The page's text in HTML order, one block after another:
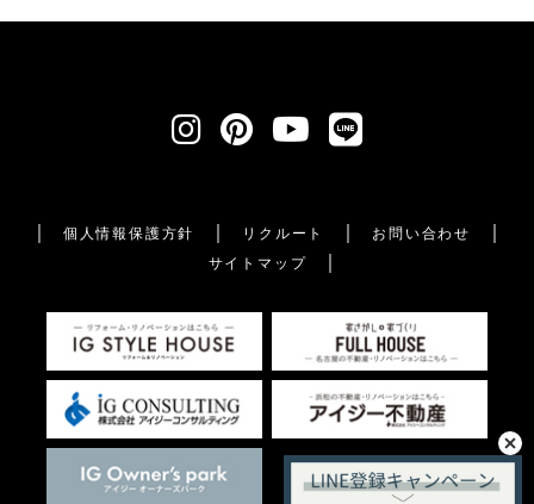
個人情報保護方針 リクルート
お問い合わせ
サイトマップ